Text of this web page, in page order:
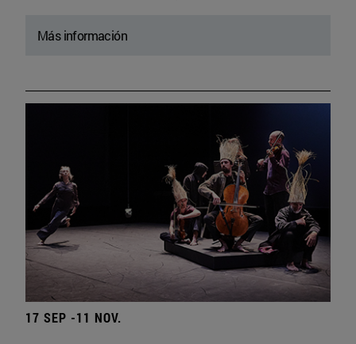
Más información
17 SEP -11 NOV.